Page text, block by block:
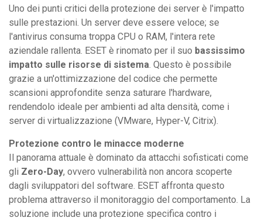
Uno dei punti critici della protezione dei server è l'impatto
sulle prestazioni. Un server deve essere veloce; se
l'antivirus consuma troppa CPU o RAM, l'intera rete
aziendale rallenta. ESET è rinomato per il suo bassissimo
impatto sulle risorse di sistema. Questo è possibile
grazie a un'ottimizzazione del codice che permette
scansioni approfondite senza saturare l'hardware,
rendendolo ideale per ambienti ad alta densità, come i
server di virtualizzazione (VMware, Hyper-V, Citrix).
Protezione contro le minacce moderne
Il panorama attuale è dominato da attacchi sofisticati come
gli Zero-Day, ovvero vulnerabilità non ancora scoperte
dagli sviluppatori del software. ESET affronta questo
problema attraverso il monitoraggio del comportamento. La
soluzione include una protezione specifica contro i